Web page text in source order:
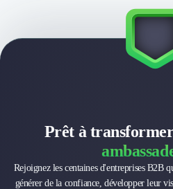
Prêt à
Rejoignez les centaines d'entreprises
générer de la confiance, développer leur